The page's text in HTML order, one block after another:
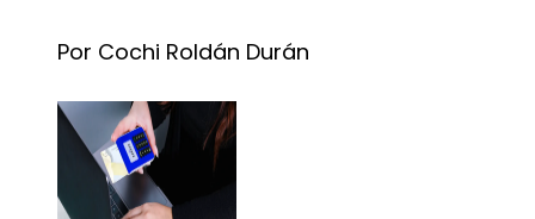
Por Cochi Roldán Durán